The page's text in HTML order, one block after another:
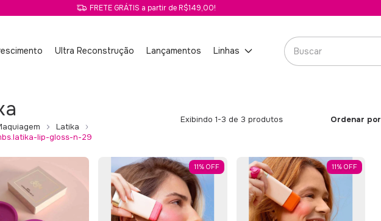
FRETE GRÁTIS a partir de R$149,00!
Ultra Reconstrução Lançamentos Linhas
Latika
lip-gloss-n-29
Exibindo 1-3 de 3 produtos Ordenar por
11% OFF 11% OFF